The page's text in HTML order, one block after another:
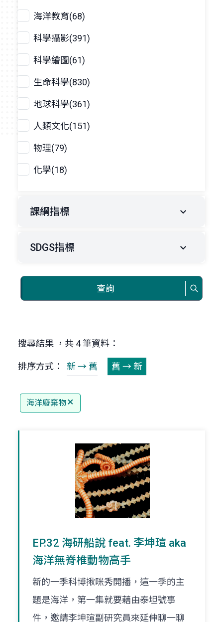
海洋教育(68)
科學攝影(391)
科學繪圖(61)
生命科學(830)
地球科學(361)
人類文化(151)
物理(79)
化學(18)
課綱指標
SDGS指標
查詢
搜尋結果 ，共 4 筆資料：
排序方式： 新 → 舊 舊 → 新
海洋廢棄物
EP.32 海研船說 feat. 李坤瑄 aka
海洋無脊椎動物高手
新的一季科博揪咪秀開播，這一季的主
題是海洋，第一集就要藉由泰坦號事
件，邀請李坤瑄副研究員來延伸聊一聊